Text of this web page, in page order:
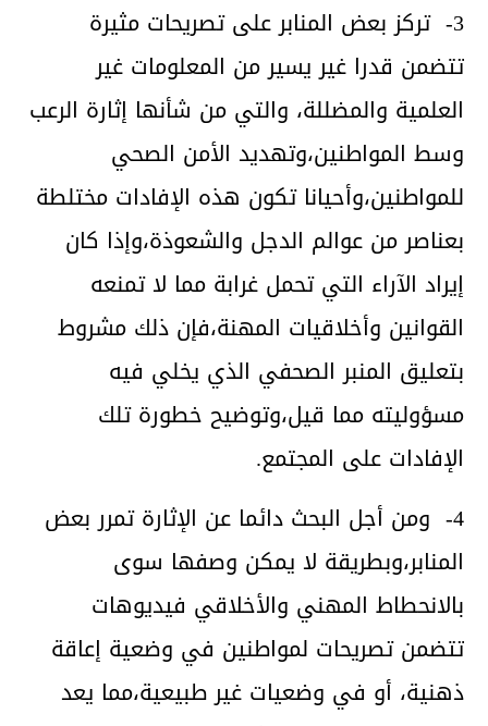
3- تركز بعض المنابر على تصريحات مثيرة
تتضمن قدرا غير يسير من المعلومات غير
العلمية والمضللة، والتي من شأنها إثارة الرعب
وسط المواطنين،وتهديد الأمن الصحي
للمواطنين،وأحيانا تكون هذه الإفادات مختلطة
بعناصر من عوالم الدجل والشعوذة،وإذا كان
إيراد الآراء التي تحمل غرابة مما لا تمنعه
القوانين وأخلاقيات المهنة،فإن ذلك مشروط
بتعليق المنبر الصحفي الذي يخلي فيه
مسؤوليته مما قيل،وتوضيح خطورة تلك
الإفادات على المجتمع.
4- ومن أجل البحث دائما عن الإثارة تمرر بعض
المنابر،وبطريقة لا يمكن وصفها سوى
بالانحطاط المهني والأخلاقي فيديوهات
تتضمن تصريحات لمواطنين في وضعية إعاقة
ذهنية، أو في وضعيات غير طبيعية،مما يعد